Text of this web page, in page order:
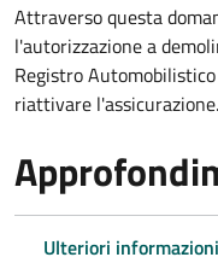
Attraverso questa
l'autorizzazione a
Registro
riattivare l'assicurazione.
Ulteriori informazioni